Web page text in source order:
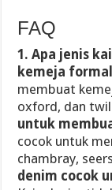
FAQ
1. Apa jenis
kemeja
membuat
oxford, dan
untuk
cocok untuk
chambray,
denim cocok